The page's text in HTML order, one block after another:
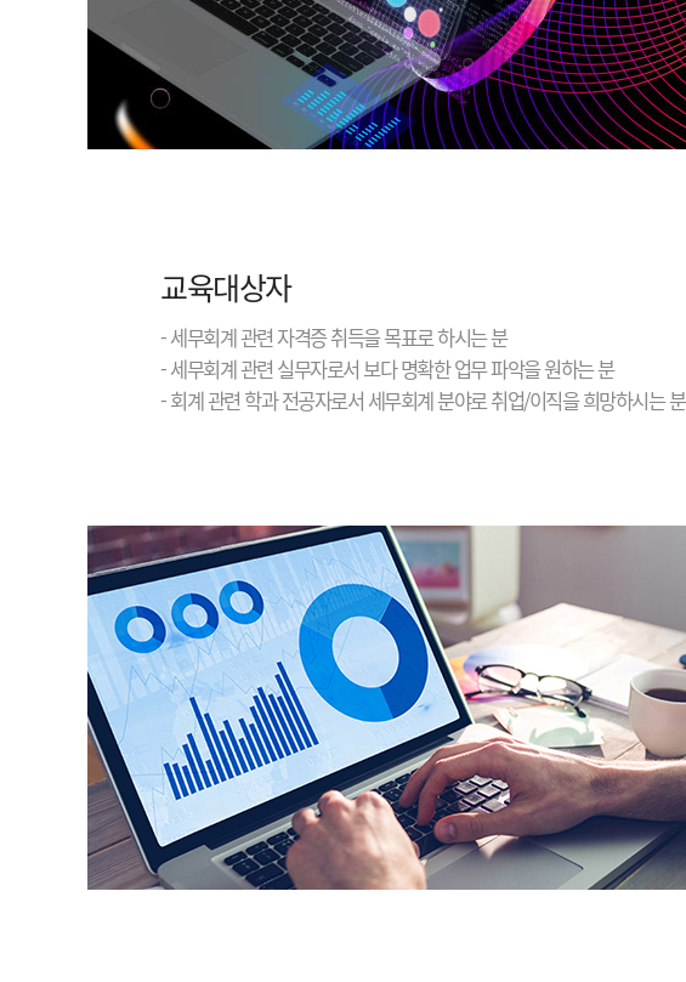
교육대상자
- 세무회계 관련 자격증 취득을 목표로 하시는 분
- 세무회계 관련 실무자로서 보다 명확한 업무 파악을 원하는 분
- 회계 관련 학과 전공자로서 세무회계 분야로 취업/이직을 희망하시는 분